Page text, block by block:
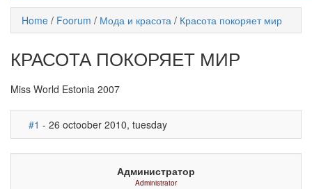
Home / Foorum / Мода и красота / Красота покоряет мир
КРАСОТА ПОКОРЯЕТ МИР
Miss World Estonia 2007
#1 - 26 octoober 2010, tuesday
Администратор
Administrator